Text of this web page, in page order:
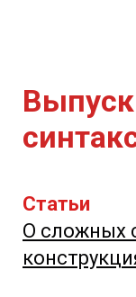
Статьи
О сложных